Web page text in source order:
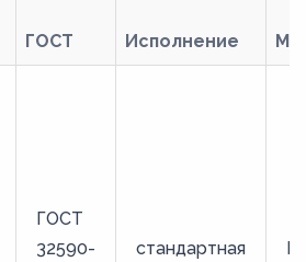
ГОСТ Исполнение
ГОСТ
32590-
стандартная